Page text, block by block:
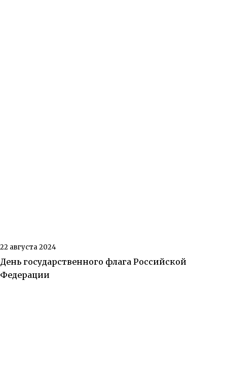
22 августа 2024
День государственного флага Российской
Федерации